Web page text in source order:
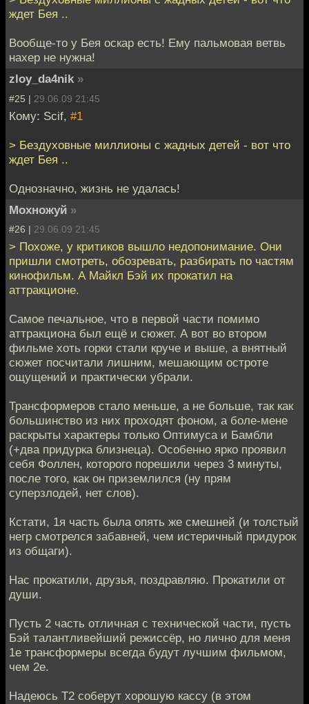
ждет Бея ..
Вообще-то у Бея оскар есть! Ему пальмовая ветвь
нахер не нужна!
zloy_da4nik »
#25 | 29.06.09 21:45
Кому: Scif, #1
> Бездуховные миллионы с жадных детей - вот что
ждет Бея ..
Однозначно, жизнь не удалась!
Мохножуй »
#26 | 29.06.09 21:45
> Похоже, у критиков вышло недопонимание. Они
пришли смотреть, обозревать, разбирать по частям
кинофильм. А Майкл Бэй их прокатил на
аттракционе.
Самое печальное, что в первой части помимо
аттракциона был ещё и сюжет. А вот во втором
фильме хоть горки стали круче и выше, а внятный
сюжет посчитали лишним, мешающим остроте
ощущений и практически убрали.
Трансформеров стало меньше, а не больше, так как
большинство из них проходят фоном, а боле-мене
раскрыты характеры только Оптимуса и Бамбли
(+два придурка близнеца). Особенно ярко проявил
себя Фоллен, которого порешили через 3 минуты,
после того, как он приземлился (ну прям
суперзлодей, нет слов).
Кстати, 1я часть была опять же смешней (и толстый
негр смотрелся забавней, чем истеричный придурок
из общаги).
Нас прокатили, друзья, поздравляю. Прокатили от
души.
Пусть 2 часть отличная с технической части, пусть
Бэй талантливейший режиссёр, но лично для меня
1е трансформеры всегда будут лучшим фильмом,
чем 2е.
Надеюсь Т2 соберут хорошую кассу (в этом